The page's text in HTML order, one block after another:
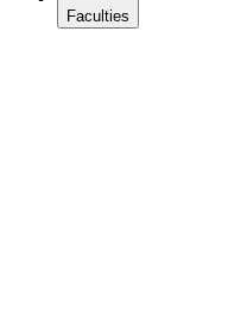
Faculties